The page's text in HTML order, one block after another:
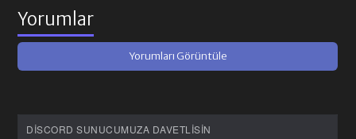
Yorumlar
Yorumları Görüntüle
DISCORD SUNUCUMUZA DAVETLISIN